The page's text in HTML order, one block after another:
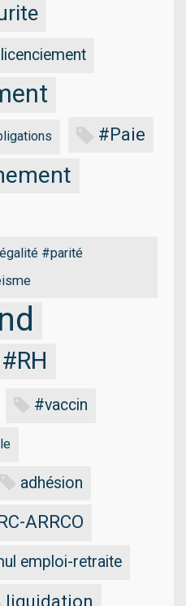
#Paie
#parité
#RH
#vaccin
adhésion
ARRCO
emploi-retraite
liquidation